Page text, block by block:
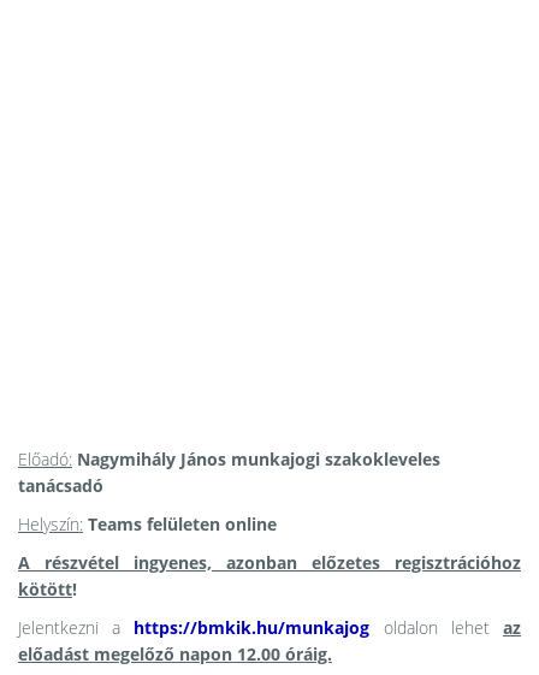
Előadó: Nagymihály János munkajogi szakokleveles
tanácsadó
Helyszín: Teams felületen online
A részvétel ingyenes, azonban előzetes regisztrációhoz
kötött!
Jelentkezni a https://bmkik.hu/munkajog oldalon lehetaz
előadást megelőző napon 12.00 óráig.